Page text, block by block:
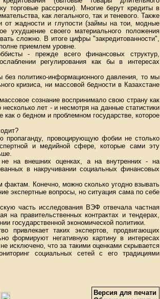
торговые рассрочки). Многие берут кредиты в
как легального, так и теневого. Также
от жадности и глупости (займы на тои, модные
ухудшение своего материального положения
сложно. В итоге цифры "закредитованности",
приемлем уровне.
- прежде всего финансовых структур,
регулирования как бы в интересах
политико-информационного давления, то мы
кризиса, ни массовой бедности в Казахстане
сознание воспринимало свою страну как
лет - и несмотря на данные статистики
как о бедном и проблемном государстве, которое
провоцирующую фобии не столько
и медийной сфере, которые сами эту
не на внешних оценках, а на внутренних - на
в накручивании социальных финансовых
фактам. Конечно, можно сколько угодно взывать
экспертные вопросы, но ситуация сама по себе
часть исследования ВЭФ отвечала частная
на правительственных контрактах и тендерах,
государственной экономической политики.
привлекает таких экспертов, продвигающих
формируют негативную картину в интересах
исключено, что за такими оценками скрывается
социальных сетей с его традициями
Версия для печати